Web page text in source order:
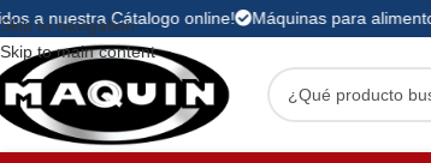
Skip to navigation
Skip to main content
a nuestra Cátalogo online! Máquinas para alimentos